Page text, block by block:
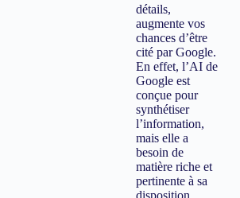
détails,
augmente vos
chances d’être
cité par Google.
En effet, l’AI de
Google est
conçue pour
synthétiser
l’information,
mais elle a
besoin de
matière riche et
pertinente à sa